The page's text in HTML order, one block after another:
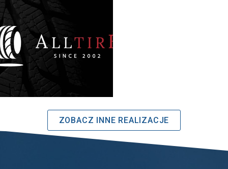
ZOBACZ INNE REALIZACJE